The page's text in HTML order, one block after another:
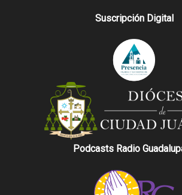
Suscripción Digital
Podcasts Radio